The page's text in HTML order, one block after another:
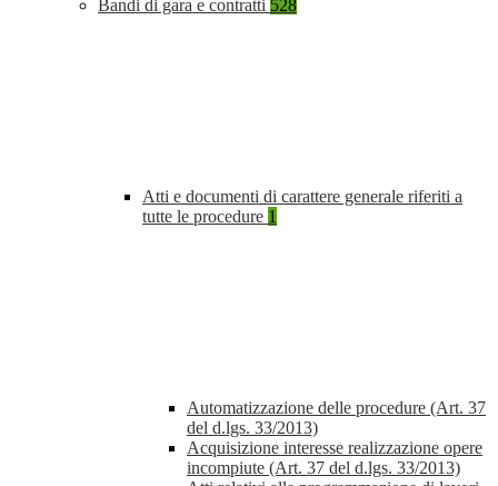
Bandi di gara e contratti 528
Atti e documenti di carattere generale riferiti a
tutte le procedure 1
Automatizzazione delle procedure (Art. 37
del d.lgs. 33/2013)
Acquisizione interesse realizzazione opere
incompiute (Art. 37 del d.lgs. 33/2013)